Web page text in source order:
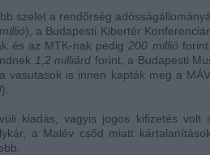
szelet a rendőrség
), a Budapesti Kibertér
és az MTK-nak pedig 200 millió
1,2 milliárd forint, a Budapesti
vasutasok is innen kapták meg a
).
kiadás, vagyis jogos kifizetés volt
a Malév csőd miatt